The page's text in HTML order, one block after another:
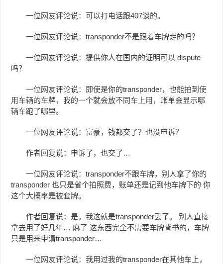
一位网友评论说：可以打电话跟407谈的。
一位网友评论说：transponder不是跟着车牌走的吗？
一位网友评论说：提供你人在国内的证明可以 dispute
吗？
一位网友评论说：即使是你的transponder，也能拍到使
用车辆的车牌，我的一个就会放不同车上用，账单会显示哪
辆车跑了哪里。
一位网友评论说：富豪，钱都交了？也没申诉？
作者回复说：申诉了，也交了…
一位网友评论说：transponder不跟车牌，别人拿了你的
transponder 也只是省个拍照费，账单还是记到他车牌下的 你
这个大概率是被套牌。
作者回复说：是，我这就是transponder丢了。 别人直接
拿去用了好几年… 麻了 这东西完全不需要车牌背书的，车牌
只是用来申请transponder…
一位网友评论说：我用过我的transponder在其他车上，